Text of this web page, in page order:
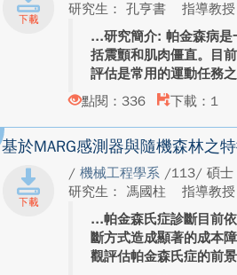
研究生： 孔亨書
指導教授
研究簡介: 帕金森病是
括震顫和肌肉僵直。目
評估是常用的運動任務
點閱：336
下載：1
基於MARG感測器與隨機森林之
/ 機械工程學系 /113/ 碩士
研究生： 馮國柱
指導教授
帕金森氏症診斷目前
斷方式造成顯著的成本
觀評估帕金森氏症的前